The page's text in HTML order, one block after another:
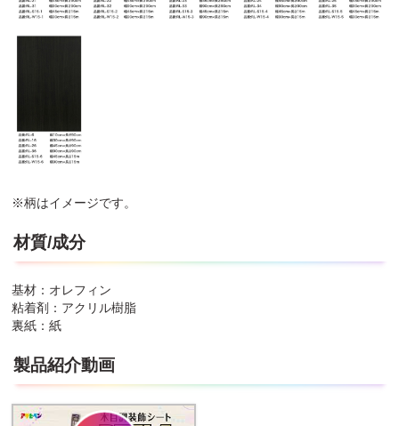
※柄はイメージです。
材質/成分
基材：オレフィン
粘着剤：アクリル樹脂
裏紙：紙
製品紹介動画